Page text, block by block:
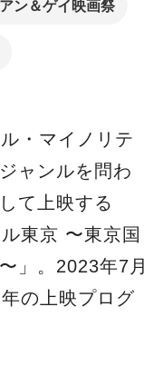
ン＆ゲイ映画祭
・マイノリテ
ャンルを問わ
て上映する
東京 〜東京国
」。2023年7月
の上映プログ